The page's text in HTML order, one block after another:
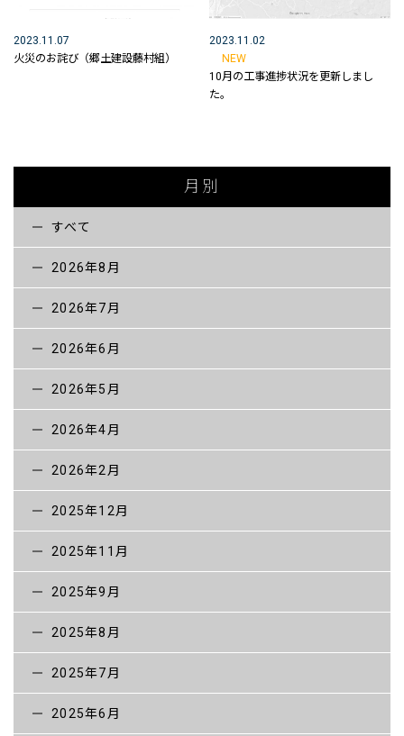
2023.11.07
火災のお詫び（郷土建設藤村組）
2023.11.02
NEW
10月の工事進捗状況を更新しまし
た。
月別
すべて
2026年8月
2026年7月
2026年6月
2026年5月
2026年4月
2026年2月
2025年12月
2025年11月
2025年9月
2025年8月
2025年7月
2025年6月
「 パッ とわかる」郷土建設藤村組
インターンシップ
採用情報【新卒】
採用情報【一般】